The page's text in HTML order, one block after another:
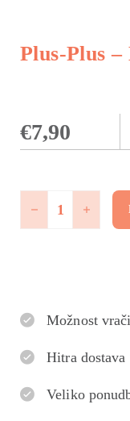
Plus-Plus
€7,90
Plus-Plus - Morski
Možnost
Hitra
Veliko